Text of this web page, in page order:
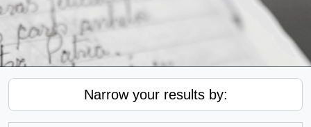
Narrow your results by: